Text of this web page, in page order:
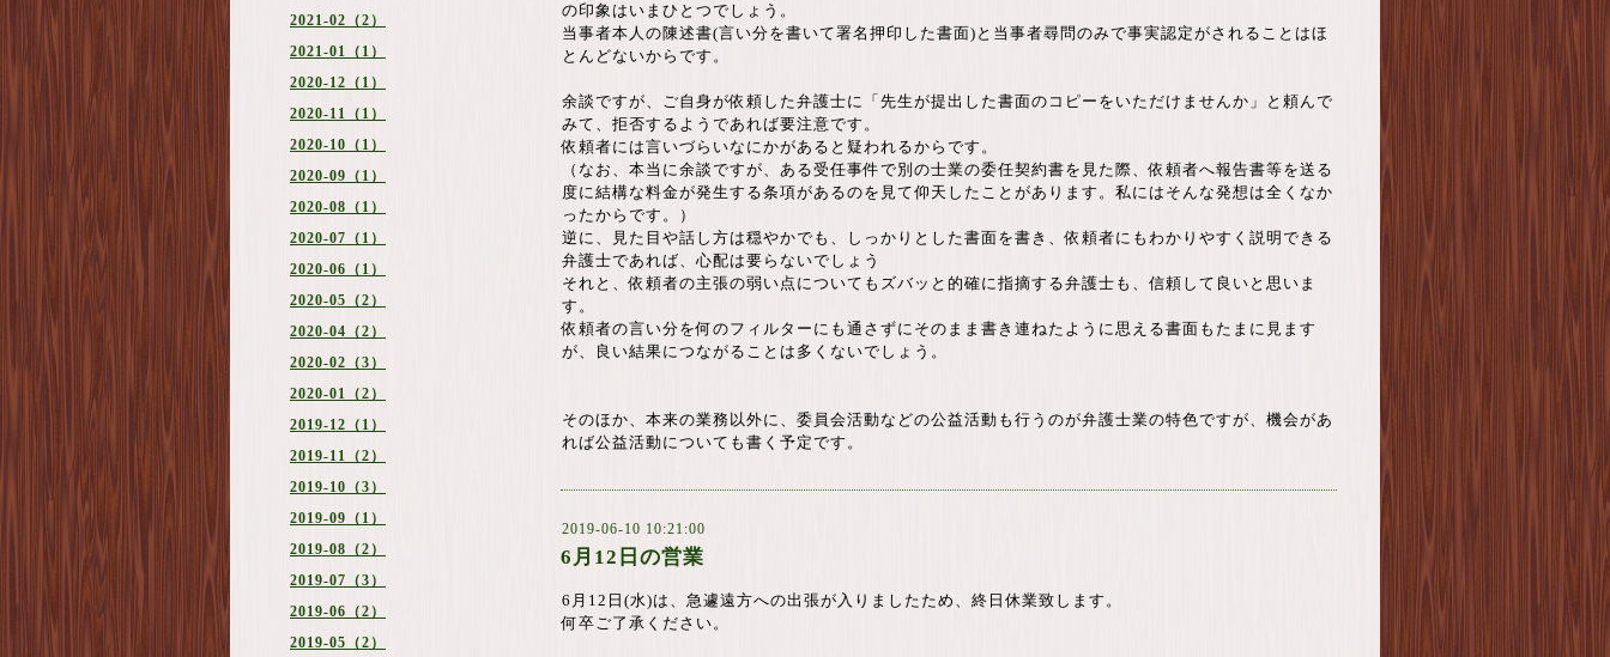
2021-02（2）
2021-01（1）
2020-12（1）
2020-11（1）
2020-10（1）
2020-09（1）
2020-08（1）
2020-07（1）
2020-06（1）
2020-05（2）
2020-04（2）
2020-02（3）
2020-01（2）
2019-12（1）
2019-11（2）
2019-10（3）
2019-09（1）
2019-08（2）
2019-07（3）
2019-06（2）
2019-05（2）
の印象はいまひとつでしょう。
当事者本人の陳述書(言い分を書いて署名押印した書面)と当事者尋問のみで事実認定がされることはほ
とんどないからです。
余談ですが、ご自身が依頼した弁護士に「先生が提出した書面のコピーをいただけませんか」と頼んで
みて、拒否するようであれば要注意です。
依頼者には言いづらいなにかがあると疑われるからです。
（なお、本当に余談ですが、ある受任事件で別の士業の委任契約書を見た際、依頼者へ報告書等を送る
度に結構な料金が発生する条項があるのを見て仰天したことがあります。私にはそんな発想は全くなか
ったからです。）
逆に、見た目や話し方は穏やかでも、しっかりとした書面を書き、依頼者にもわかりやすく説明できる
弁護士であれば、心配は要らないでしょう
それと、依頼者の主張の弱い点についてもズバッと的確に指摘する弁護士も、信頼して良いと思いま
す。
依頼者の言い分を何のフィルターにも通さずにそのまま書き連ねたように思える書面もたまに見ます
が、良い結果につながることは多くないでしょう。
そのほか、本来の業務以外に、委員会活動などの公益活動も行うのが弁護士業の特色ですが、機会があ
れば公益活動についても書く予定です。
2019-06-10 10:21:00
6月12日の営業
6月12日(水)は、急遽遠方への出張が入りましたため、終日休業致します。
何卒ご了承ください。